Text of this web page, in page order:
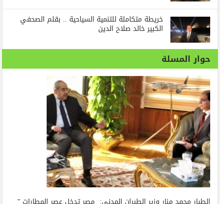
خريطة متكاملة للتنمية السياحية .. بقلم الصحفي
الكبير خالد صلاح الدين
حوار المسلة